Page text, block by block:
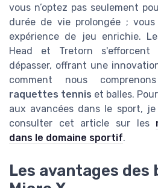
vous n’optez pas seulement
durée de vie prolongée ;
expérience de jeu enrichie.
Head et Tretorn s'efforcent
dépasser, offrant une
comment nous
raquettes tennis et balles.
aux avancées dans le sport,
consulter cet article sur les
dans le domaine sportif.
Les avantages des